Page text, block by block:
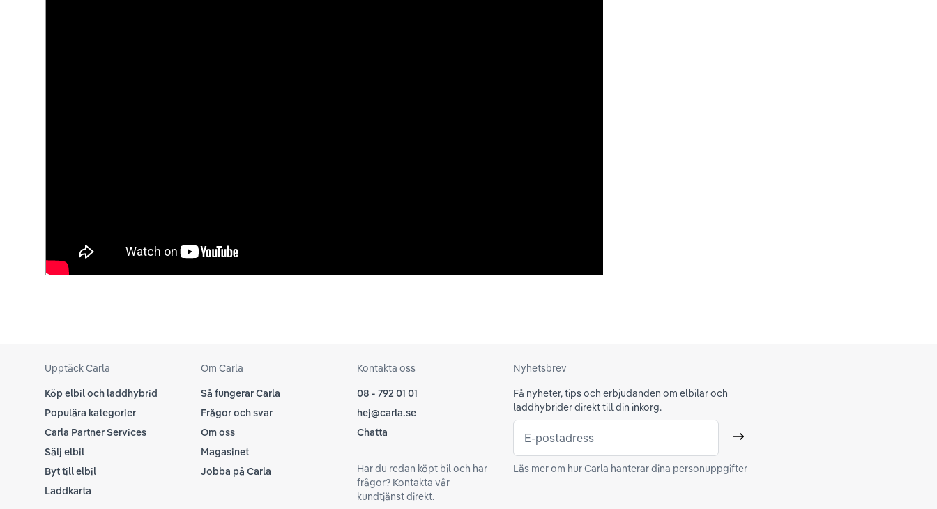
Upptäck Carla
Köp elbil och laddhybrid
Populära kategorier
Carla Partner Services
Sälj elbil
Byt till elbil
Laddkarta
Om Carla
Så fungerar Carla
Frågor och svar
Om oss
Magasinet
Jobba på Carla
Kontakta oss
08 - 792 01 01
hej@carla.se
Chatta
Har du redan köpt bil och har
frågor? Kontakta vår
kundtjänst direkt.
Nyhetsbrev
Få nyheter, tips och erbjudanden om elbilar och
laddhybrider direkt till din inkorg.
E-postadress Skicka
Läs mer om hur Carla hanterardina personuppgifter